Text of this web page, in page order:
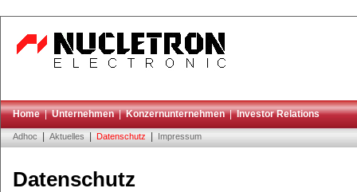
Home|Unternehmen|Konzernunternehmen|Investor Relations
Adhoc Aktuelles Datenschutz Impressum
Datenschutz